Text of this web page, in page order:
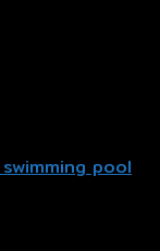
swimming pool